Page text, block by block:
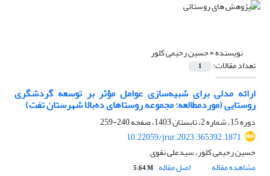
نویسنده =حسین رحیمی کلور
تعداد مقالات: 1
ارائه مدلی برای شبیه‌سازی عوامل مؤثر بر توسعه گردشگری
روستایی (موردمطالعه: مجموعه روستاهای ده‌بالا شهرستان تفت)
دوره 15، شماره 2، تابستان 1403، صفحه
240-259
10.22059/jrur.2023.365392.1871
حسین رحیمی کلور، سیدعلی نقوی
مشاهده مقاله
اصل مقاله 5.64 M